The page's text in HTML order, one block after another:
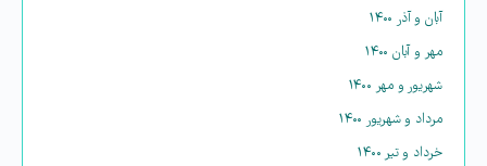
آبان و آذر ۱۴۰۰
مهر و آبان ۱۴۰۰
شهریور و مهر ۱۴۰۰
مرداد و شهریور ۱۴۰۰
خرداد و تیر ۱۴۰۰